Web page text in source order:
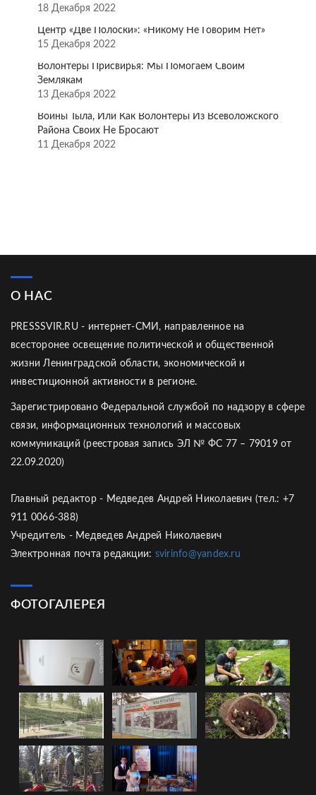
18 Декабря 2022
Центр «Две Полоски»: «Никому Не Говорим Нет»
15 Декабря 2022
Волонтёры Присвирья: Мы Помогаем Своим
Землякам
13 Декабря 2022
Воины Тыла, Или Как Волонтёры Из Всеволожского
Района Своих Не Бросают
11 Декабря 2022
О НАС
PRESSSVIR.RU - интернет-СМИ, направленное на
всесторонее освещение политической и общественной
жизни Ленинградской области, экономической и
инвестиционной активности в регионе.
Зарегистрировано Федеральной службой по надзору в сфере
связи, информационных технологий и массовых
коммуникаций (реестровая запись ЭЛ № ФС 77 – 79019 от
22.09.2020)
Главный редактор - Медведев Андрей Николаевич (тел.: +7
911 0066-388)
Учредитель - Медведев Андрей Николаевич
Электронная почта редакции: svirinfo@yandex.ru
ФОТОГАЛЕРЕЯ